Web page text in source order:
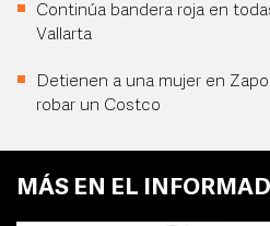
Continúa bandera roja en
Vallarta
Detienen a una mujer en
robar un Costco
MÁS EN EL